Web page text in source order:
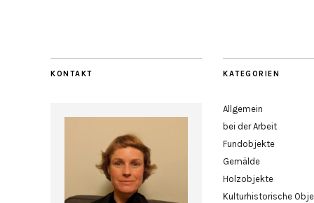
KONTAKT KATEGORIEN
Allgemein
bei der Arbeit
Fundobjekte
Gemälde
Holzobjekte
Kulturhistorische